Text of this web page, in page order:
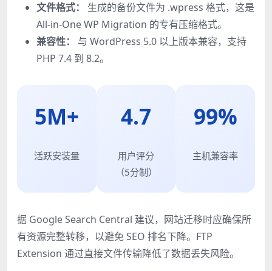
文件格式：
生成的备份文件为 .wpress 格式，这是
All-in-One WP Migration 的专有压缩格式。
兼容性：
与 WordPress 5.0 以上版本兼容，支持
PHP 7.4 到 8.2。
5M+
活跃安装量
4.7
用户评分
（5分制）
99%
主机兼容率
据 Google Search Central 建议，网站迁移时应确保所
有资源完整转移，以避免 SEO 排名下降。FTP
Extension 通过直接文件传输降低了数据丢失风险。